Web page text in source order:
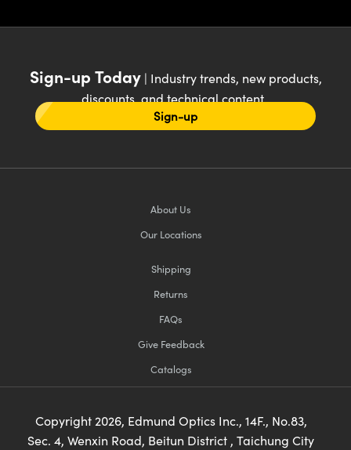
Sign-up Today| Industry trends, new products,
discounts, and technical content
Sign-up
About Us
Our Locations
Shipping
Returns
FAQs
Give Feedback
Catalogs
Copyright 2026, Edmund Optics Inc., 14F., No.83,
Sec. 4, Wenxin Road, Beitun District , Taichung City